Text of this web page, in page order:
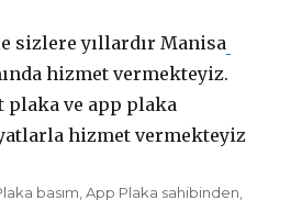
sizlere yıllardır Manisa
hizmet vermekteyiz.
plaka ve app plaka
hizmet vermekteyiz
basım,App Plaka sahibinden,